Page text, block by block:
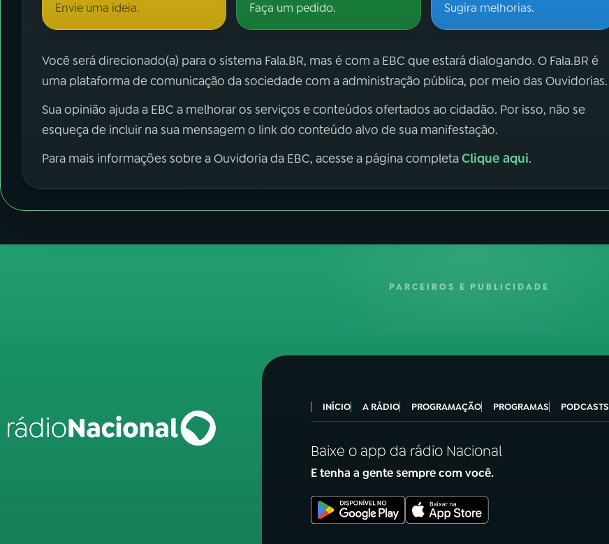
Envie uma ideia. Faça um pedido. Sugira melhorias.
Você será direcionado(a) para o sistema Fala.BR, mas é com a EBC que estará dialogando. O Fala.BR é
uma plataforma de comunicação da sociedade com a administração pública, por meio das Ouvidorias.
Sua opinião ajuda a EBC a melhorar os serviços e conteúdos ofertados ao cidadão. Por isso, não se
esqueça de incluir na sua mensagem o link do conteúdo alvo de sua manifestação.
Para mais informações sobre a Ouvidoria da EBC, acesse a página completaClique aqui.
PARCEIROS E PUBLICIDADE
INÍCIO A RÁDIO PROGRAMAÇÃO PROGRAMAS PODCASTS
Baixe o app da rádio Nacional
E tenha a gente sempre com você.